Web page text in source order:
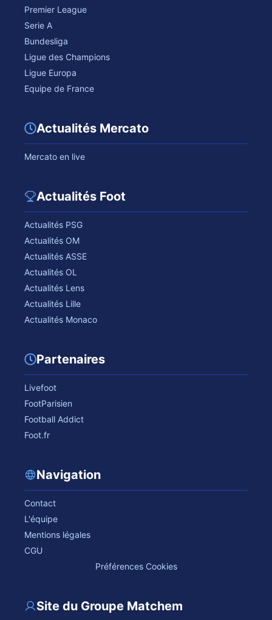
Premier League
Serie A
Bundesliga
Ligue des Champions
Ligue Europa
Equipe de France
Actualités Mercato
Mercato en live
Actualités Foot
Actualités PSG
Actualités OM
Actualités ASSE
Actualités OL
Actualités Lens
Actualités Lille
Actualités Monaco
Partenaires
Livefoot
FootParisien
Football Addict
Foot.fr
Navigation
Contact
L'équipe
Mentions légales
CGU
Préférences Cookies
Site du Groupe Matchem